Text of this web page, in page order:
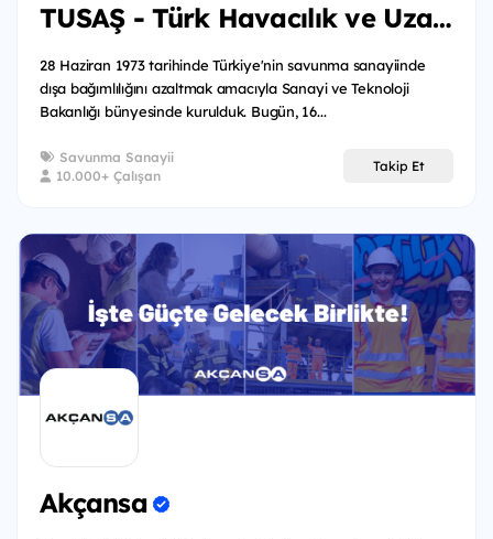
TUSAŞ - Türk Havacılık ve Uzay Sanayii
28 Haziran 1973 tarihinde Türkiye'nin savunma sanayiinde
dışa bağımlılığını azaltmak amacıyla Sanayi ve Teknoloji
Bakanlığı bünyesinde kurulduk. Bugün, 16...
Savunma Sanayii
10.000+ Çalışan
Takip Et
Akçansa